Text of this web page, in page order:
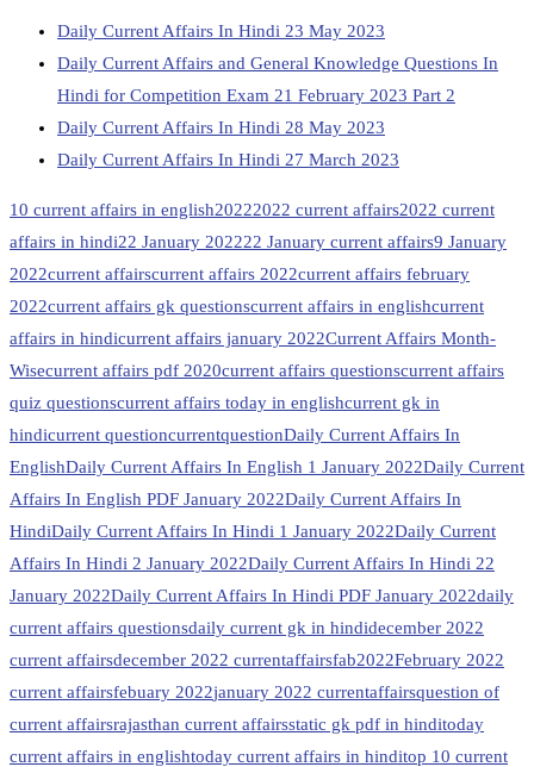
Daily Current Affairs In Hindi 23 May 2023
Daily Current Affairs and General Knowledge Questions In
Hindi for Competition Exam 21 February 2023 Part 2
Daily Current Affairs In Hindi 28 May 2023
Daily Current Affairs In Hindi 27 March 2023
10 current affairs in english20222022 current affairs2022 current
affairs in hindi22 January 202222 January current affairs9 January
2022current affairscurrent affairs 2022current affairs february
2022current affairs gk questionscurrent affairs in englishcurrent
affairs in hindicurrent affairs january 2022Current Affairs Month-
Wisecurrent affairs pdf 2020current affairs questionscurrent affairs
quiz questionscurrent affairs today in englishcurrent gk in
hindicurrent questioncurrentquestionDaily Current Affairs In
EnglishDaily Current Affairs In English 1 January 2022Daily Current
Affairs In English PDF January 2022Daily Current Affairs In
HindiDaily Current Affairs In Hindi 1 January 2022Daily Current
Affairs In Hindi 2 January 2022Daily Current Affairs In Hindi 22
January 2022Daily Current Affairs In Hindi PDF January 2022daily
current affairs questionsdaily current gk in hindidecember 2022
current affairsdecember 2022 currentaffairsfab2022February 2022
current affairsfebuary 2022january 2022 currentaffairsquestion of
current affairsrajasthan current affairsstatic gk pdf in hinditoday
current affairs in englishtoday current affairs in hinditop 10 current